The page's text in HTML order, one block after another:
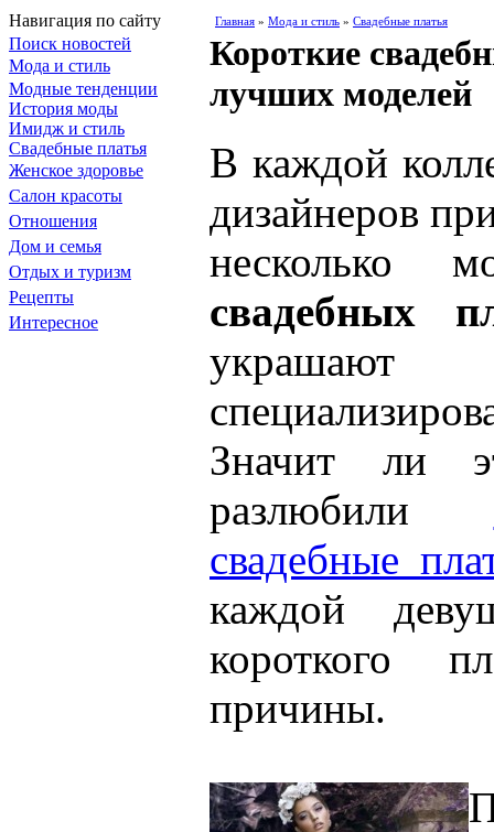
Навигация по сайту
Поиск новостей
Мода и стиль
Модные тенденции
История моды
Имидж и стиль
Свадебные платья
Женское здоровье
Салон красоты
Отношения
Дом и семья
Отдых и туризм
Рецепты
Интересное
Главная » Мода и стиль » Свадебные платья
Короткие
лучших моделей
В каждой
дизайнеров
несколько
свадебных
Значит ли
разлюбили
свадебные
каждой
короткого
причины.